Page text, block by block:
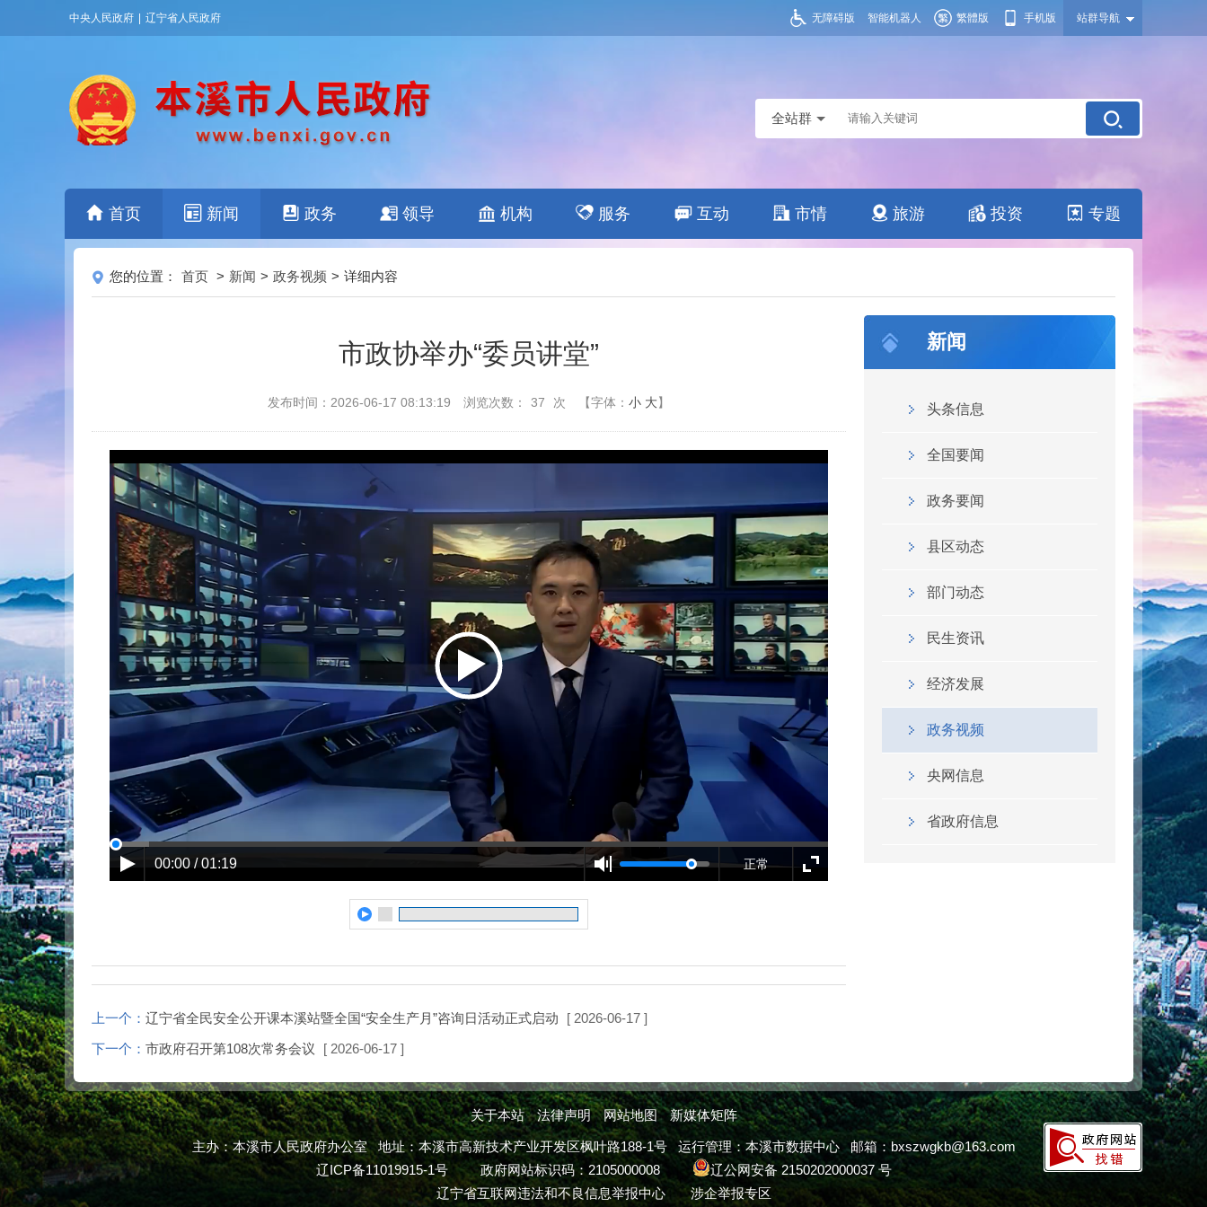
中央人民政府 辽宁省人民政府 站群导航
无障碍版 智能机器人 繁體版 手机版
首页 新闻 政务 领导 机构 服务 互动 市情 旅游 投资 专题
全站群
您的位置： 首页 > 新闻 > 政务视频 > 详细内容
新闻
头条信息
全国要闻
政务要闻
县区动态
部门动态
民生资讯
经济发展
政务视频
央网信息
省政府信息
市政协举办“委员讲堂”
发布时间：2026-06-17 08:13:19 浏览次数： 37 次 【字体： 小 大】
00:00 / 01:19 正常
上一个： 辽宁省全民安全公开课本溪站暨全国“安全生产月”咨询日活动正式启动
[ 2026-06-17 ]
下一个： 市政府召开第108次常务会议 [ 2026-06-17 ]
关于本站 法律声明 网站地图 新媒体矩阵
主办：本溪市人民政府办公室 地址：本溪市高新技术产业开发区枫叶路188-1号 运行管理：本溪市数据中心 邮箱：bxszwgkb@163.com
辽ICP备11019915-1号政府网站标识码：2105000008
辽公网安备 2150202000037 号
辽宁省互联网违法和不良信息举报中心
涉企举报专区